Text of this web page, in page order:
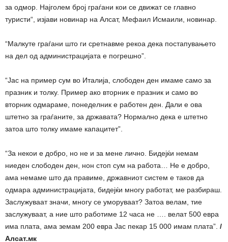
за одмор. Најголем број граѓани кои се движат се главно
туристи“, изјави новинар на Алсат, Мефаил Исмаили, новинар.
“Малкуте граѓани што ги сретнавме рекоа дека постапувањето
на дел од администрацијата е погрешно”.
“Јас на пример сум во Италија, слободен ден имаме само за
празник и толку. Пример ако вторник е празник и само во
вторник одмараме, понеделник е работен ден. Дали е ова
штетно за граѓаните, за државата? Нормално дека е штетно
затоа што толку имаме капацитет”.
“За некои е добро, но не и за мене лично. Бидејќи немам
ниеден слободен ден, нон стоп сум на работа… Не е добро,
ама немаме што да правиме, државниот систем е таков да
одмара администрацијата, бидејќи многу работат, ме разбираш.
Заслужуваат значи, многу се уморуваат? Затоа велам, тие
заслужуваат, а ние што работиме 12 часа не …. велат 500 евра
има плата, ама земам 200 евра Јас пекар 15 000 имам плата”. /
Алсат.мк